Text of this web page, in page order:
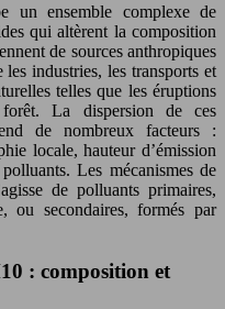
un ensemble complexe de
qui altèrent la composition
de sources anthropiques
industries, les transports et
telles que les éruptions
La dispersion de ces
de nombreux facteurs :
locale, hauteur d’émission
Les mécanismes de
de polluants primaires,
ou secondaires, formés par
: composition et